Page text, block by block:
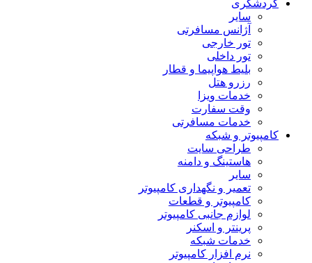
گردشگری
سایر
آژانس مسافرتی
تور خارجی
تور داخلی
بلیط هواپیما و قطار
رزرو هتل
خدمات ویزا
وقت سفارت
خدمات مسافرتی
کامپیوتر و شبکه
طراحی سایت
هاستینگ و دامنه
سایر
تعمیر و نگهداری کامپیوتر
کامپیوتر و قطعات
لوازم جانبی کامپیوتر
پرینتر و اسکنر
خدمات شبکه
نرم افزار کامپیوتر